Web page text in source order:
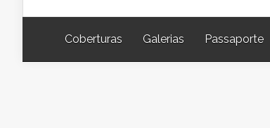
Coberturas Galerias Passaporte